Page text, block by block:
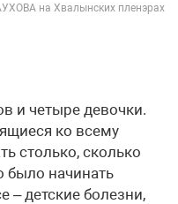
на Хвалынских пленэрах
и четыре девочки.
ко всему
столько, сколько
было начинать
– детские болезни,